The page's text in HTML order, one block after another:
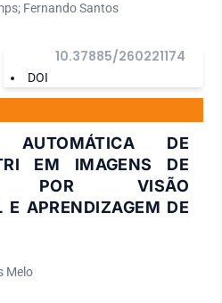
Fernando Santos
DOI
10.37885/260221174
AUTOMÁTICA DE
EM IMAGENS DE
POR VISÃO
E APRENDIZAGEM DE
Melo